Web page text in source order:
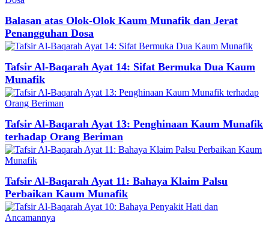
Balasan atas Olok-Olok Kaum Munafik dan Jerat
Penangguhan Dosa
Tafsir Al-Baqarah Ayat 14: Sifat Bermuka Dua Kaum
Munafik
Tafsir Al-Baqarah Ayat 13: Penghinaan Kaum Munafik
terhadap Orang Beriman
Tafsir Al-Baqarah Ayat 11: Bahaya Klaim Palsu
Perbaikan Kaum Munafik